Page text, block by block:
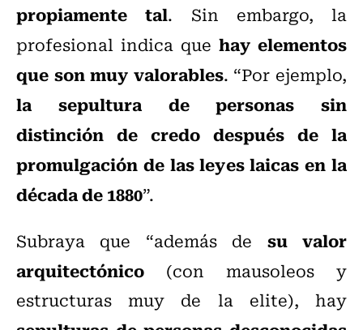
propiamente tal. Sin embargo, la
profesional indica que hay elementos
que son muy valorables. “Por ejemplo,
la sepultura de personas sin
distinción de credo después de la
promulgación de las leyes laicas en la
década de 1880”.
Subraya que “además de su valor
arquitectónico (con mausoleos y
estructuras muy de la elite), hay